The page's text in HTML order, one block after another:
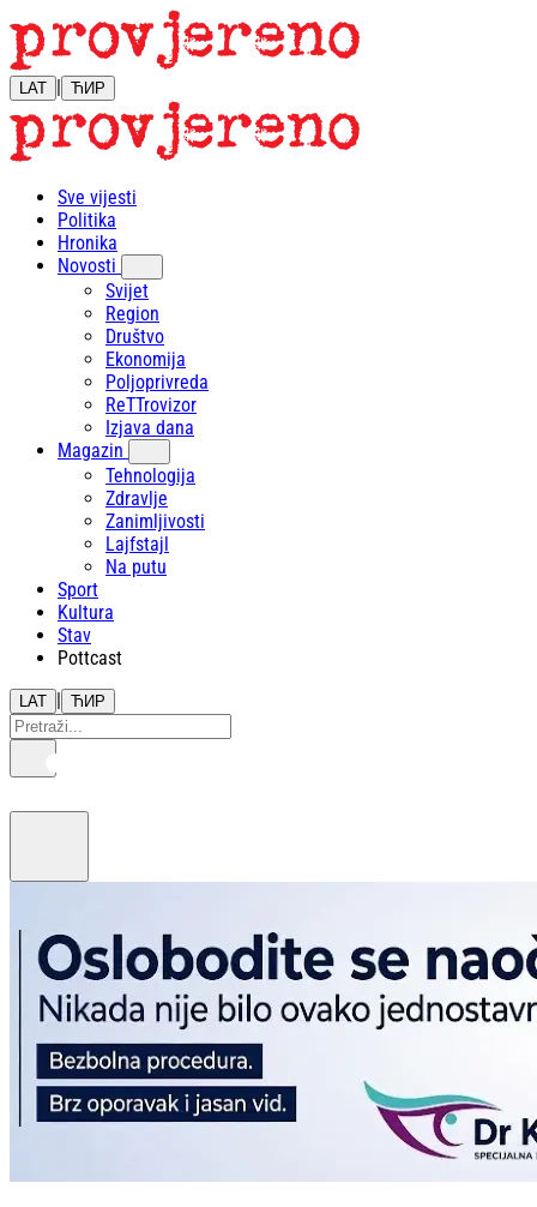
LAT | ЋИР
Sve vijesti
Politika
Hronika
Novosti
Svijet
Region
Društvo
Ekonomija
Poljoprivreda
ReTTrovizor
Izjava dana
Magazin
Tehnologija
Zdravlje
Zanimljivosti
Lajfstajl
Na putu
Sport
Kultura
Stav
Pottcast
LAT | ЋИР